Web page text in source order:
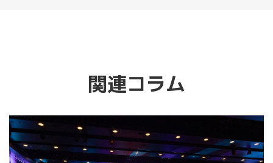
関連コラム